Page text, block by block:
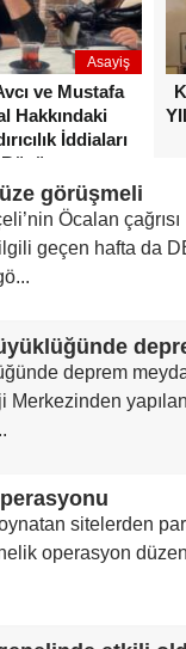
Asayiş
ve Mustafa
Hakkındaki
İddiaları
Büyüyor
görüşmeli
Öcalan çağrısı
geçen hafta da
deprem
Merkezinden yapılan
sitelerden
operasyon